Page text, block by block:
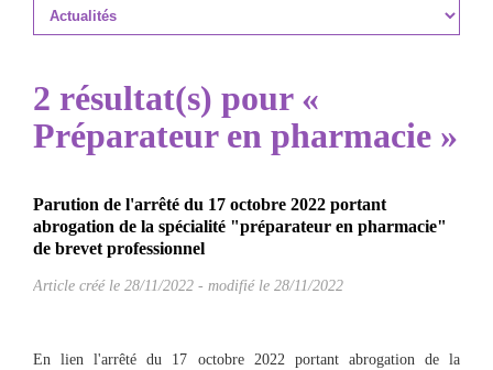
2 résultat(s) pour «
Préparateur en pharmacie »
Parution de l'arrêté du 17 octobre 2022 portant
abrogation de la spécialité "préparateur en pharmacie"
de brevet professionnel
Article créé le 28/11/2022 - modifié le 28/11/2022
En lien l'arrêté du 17 octobre 2022 portant abrogation de la